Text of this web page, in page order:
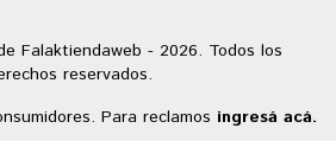
Falaktiendaweb - 2026. Todos los
reservados.
Para reclamos ingresá acá.